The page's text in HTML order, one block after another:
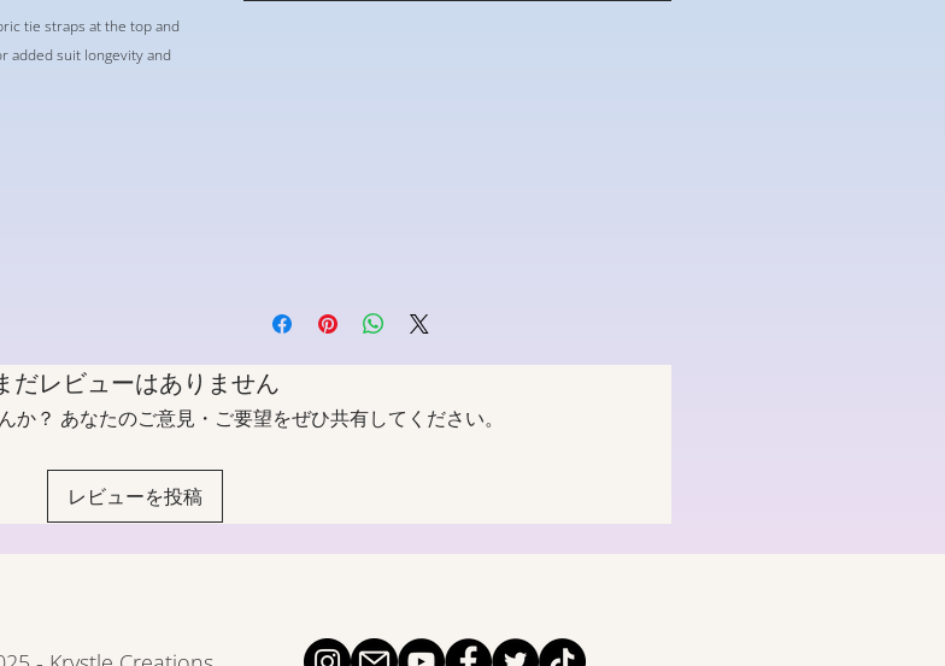
tie straps at the top and
added suit longevity and
だレビューはありません
か？ あなたのご意見・ご要望をぜひ共有してください。
レビューを投稿